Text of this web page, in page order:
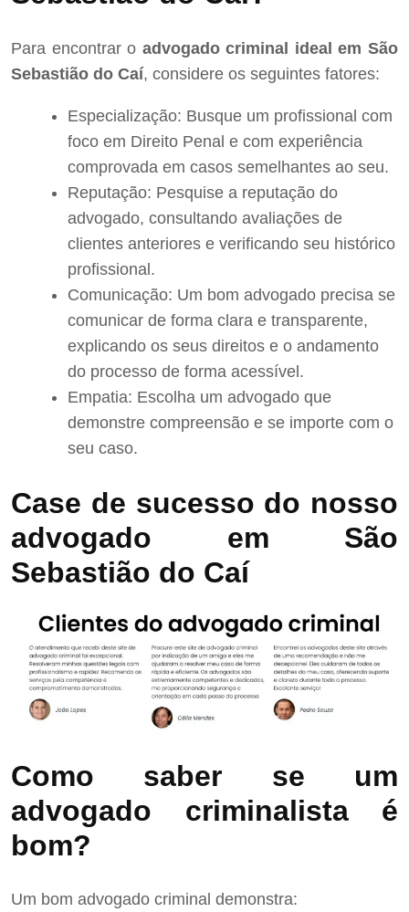
Para encontrar o advogado criminal ideal em São
Sebastião do Caí, considere os seguintes fatores:
Especialização: Busque um profissional com
foco em Direito Penal e com experiência
comprovada em casos semelhantes ao seu.
Reputação: Pesquise a reputação do
advogado, consultando avaliações de
clientes anteriores e verificando seu histórico
profissional.
Comunicação: Um bom advogado precisa se
comunicar de forma clara e transparente,
explicando os seus direitos e o andamento
do processo de forma acessível.
Empatia: Escolha um advogado que
demonstre compreensão e se importe com o
seu caso.
Case de sucesso do nosso
advogado em São
Sebastião do Caí
Como saber se um
advogado criminalista é
bom?
Um bom advogado criminal demonstra: